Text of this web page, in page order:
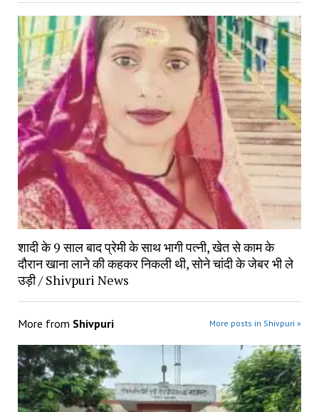
शादी के 9 साल बाद प्रेमी के साथ भागी पत्नी, खेत से काम के
दौरान खाना लाने की कहकर निकली थी, सोने चांदी के जेबर भी ले
उड़ी / Shivpuri News
More from Shivpuri More posts in Shivpuri »